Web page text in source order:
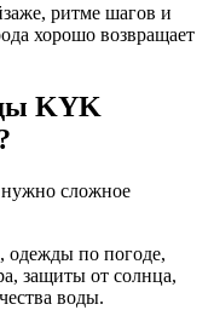
ритме шагов и
хорошо возвращает
KYK
сложное
одежды по погоде,
защиты от солнца,
воды.